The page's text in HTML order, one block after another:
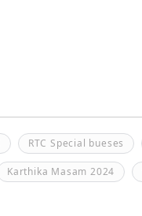
RTC Special bueses
Karthika Masam 2024